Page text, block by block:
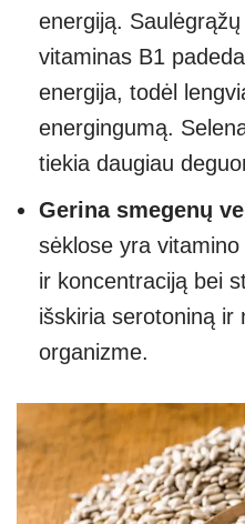
energiją.
vitaminas B1
energija, todėl
energingumą.
tiekia daugiau
Gerina smegenų
sėklose yra
ir koncentraciją bei
išskiria serotoniną ir
organizme.